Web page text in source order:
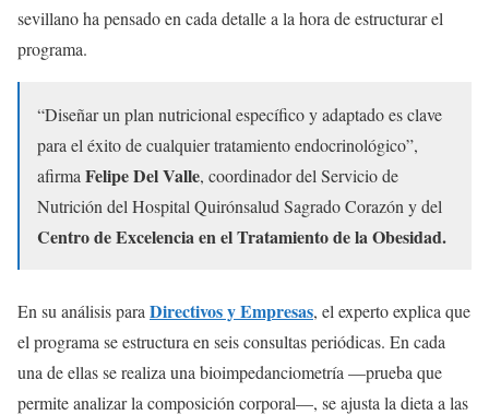
sevillano ha pensado en cada detalle a la hora de estructurar el
programa.
“Diseñar un plan nutricional específico y adaptado es clave
para el éxito de cualquier tratamiento endocrinológico”,
afirma Felipe Del Valle, coordinador del Servicio de
Nutrición del Hospital Quirónsalud Sagrado Corazón y del
Centro de Excelencia en el Tratamiento de la Obesidad.
En su análisis para Directivos y Empresas, el experto explica que
el programa se estructura en seis consultas periódicas. En cada
una de ellas se realiza una bioimpedanciometría —prueba que
permite analizar la composición corporal—, se ajusta la dieta a las